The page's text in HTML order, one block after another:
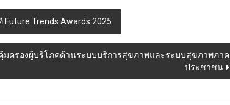
Trends Awards 2025
ครองผู้บริโภคด้านระบบบริการสุขภาพและระบบสุขภาพภาค
ประชาชน